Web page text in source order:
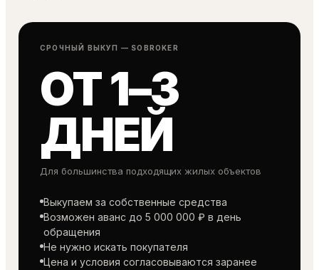
СРОЧНЫЙ ВЫКУП — SOBROKER
ОТ 1–3
ДНЕЙ
Для большинства подходящих жилых объектов
Выкупаем за собственные средства
Возможен аванс до 5 000 000 ₽ в день
обращения
Не нужно искать покупателя
Цена и условия согласовываются заранее